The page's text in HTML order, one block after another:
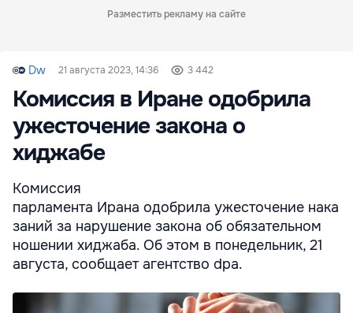
Разместить рекламу на сайте
Dw 21 августа 2023, 14:36 3 442
Комиссия в Иране одобрила
ужесточение закона о
хиджабе
Комиссия
парламента Ирана одобрила ужесточение нака
заний за нарушение закона об обязательном
ношении хиджаба. Об этом в понедельник, 21
августа, сообщает агентство dpa.